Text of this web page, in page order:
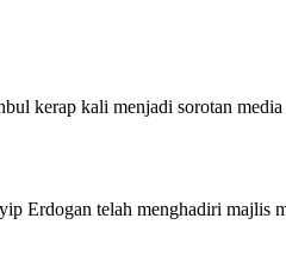
kerap kali menjadi sorotan
Erdogan telah menghadiri